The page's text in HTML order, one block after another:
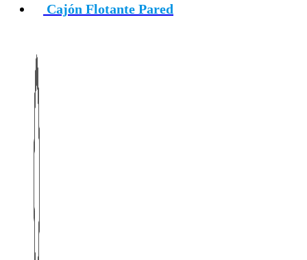
Cajón Flotante Pared